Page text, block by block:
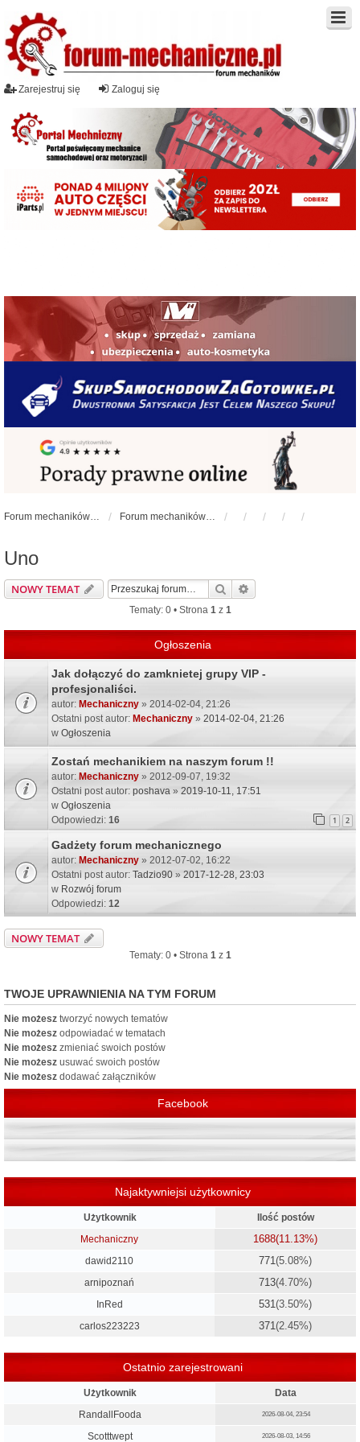
Zaloguj się
Zarejestruj się
Forum mechaników samochodowych - forum-mechaniczne.pl Forum mechaników samochodowych
Uno
NOWY TEMAT Szukaj
Tematy: 0 • Strona 1z 1
Ogłoszenia
Jak dołączyć do zamknietej grupy VIP -
profesjonaliści.
autor: Mechaniczny » 2014-02-04, 21:26
Ostatni post autor: Mechaniczny » 2014-02-04, 21:26
w Ogłoszenia
Zostań mechanikiem na naszym forum !!
autor: Mechaniczny » 2012-09-07, 19:32
Ostatni post autor: poshava » 2019-10-11, 17:51
w Ogłoszenia
Odpowiedzi: 16 1 2
Gadżety forum mechanicznego
autor: Mechaniczny » 2012-07-02, 16:22
Ostatni post autor: Tadzio90 » 2017-12-28, 23:03
w Rozwój forum
Odpowiedzi: 12
NOWY TEMAT
Tematy: 0 • Strona 1z 1
TWOJE UPRAWNIENIA NA TYM FORUM
Nie możesz tworzyć nowych tematów
Nie możesz odpowiadać w tematach
Nie możesz zmieniać swoich postów
Nie możesz usuwać swoich postów
Nie możesz dodawać załączników
Facebook
Najaktywniejsi użytkownicy
Użytkownik
Ilość postów
Mechaniczny
1688(11.13%)
dawid2110 771(5.08%)
arnipoznań 713(4.70%)
InRed 531(3.50%)
carlos223223 371(2.45%)
Ostatnio zarejestrowani
Użytkownik
Data
RandallFooda
2026-08-04, 23:54
Scotttwept 2026-08-03, 14:56